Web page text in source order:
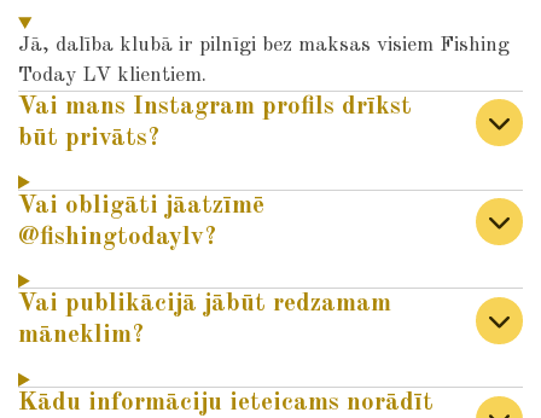
Jā, dalība klubā ir pilnīgi bez maksas visiem Fishing
Today LV klientiem.
Vai mans Instagram profils drīkst
būt privāts?
Vai obligāti jāatzīmē
@fishingtodaylv?
Vai publikācijā jābūt redzamam
māneklim?
Kādu informāciju ieteicams norādīt